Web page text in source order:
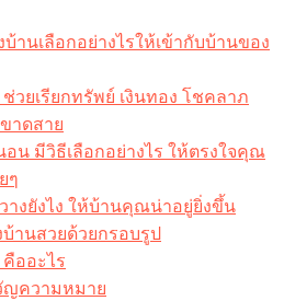
านเลือกอย่างไรให้เข้ากับบ้านของ
วยเรียกทรัพย์ เงินทอง โชคลาภ
าดสาย
น มีวิธีเลือกอย่างไร ให้ตรงใจคุณ
ๆ
างยังไง ให้บ้านคุณน่าอยู่ยิ่งขึ้น
บ้านสวยด้วยกรอบรูป
ออะไร​
ญความหมาย